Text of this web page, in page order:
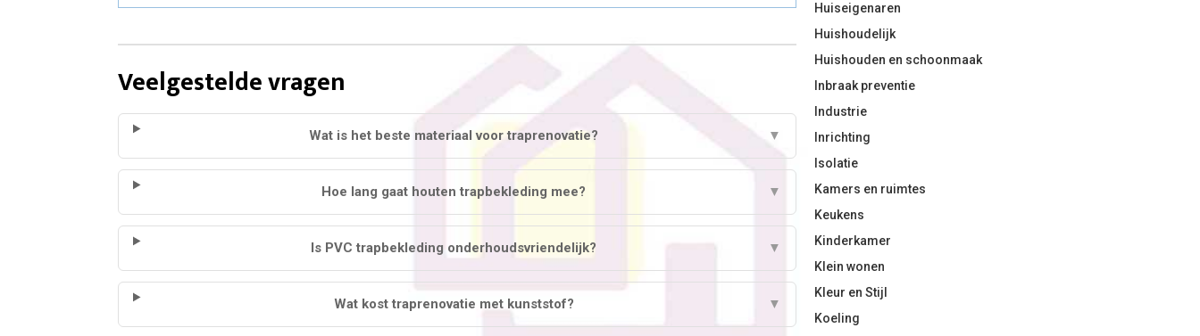
Veelgestelde vragen
Wat is het beste materiaal voor traprenovatie? ▼
Hoe lang gaat houten trapbekleding mee? ▼
Is PVC trapbekleding onderhoudsvriendelijk? ▼
Wat kost traprenovatie met kunststof? ▼
Huiseigenaren
Huishoudelijk
Huishouden en schoonmaak
Inbraak preventie
Industrie
Inrichting
Isolatie
Kamers en ruimtes
Keukens
Kinderkamer
Klein wonen
Kleur en Stijl
Koeling